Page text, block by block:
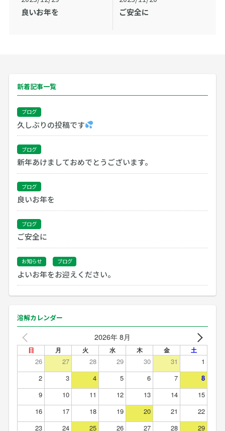
良いお年を
ご安全に
新着記事一覧
ブログ
久しぶりの投稿です
ブログ
新年あけましておめでとうございます。
ブログ
良いお年を
ブログ
ご安全に
お知らせ ブログ
よいお年をお迎えください。
溶解カレンダー
2026年 8月
日 月 火 水 木 金 土
26 27 28 29 30 31
1
2
3 4 5 6 7
8
9
10 11 12 13 14
15
16
17 18 19 20 21
22
23
24 25 26 27 28 29